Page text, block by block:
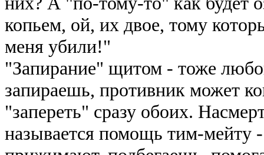
копьем, ой, их двое, тому
меня убили!"
"Запирание" щитом - тоже
запираешь, противник может
"запереть" сразу обоих.
называется помощь тим-мейту